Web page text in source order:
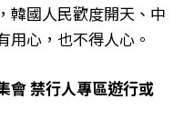
韓國人民歡度開天、中
用心，也不得人心。
會 禁行人專區遊行或